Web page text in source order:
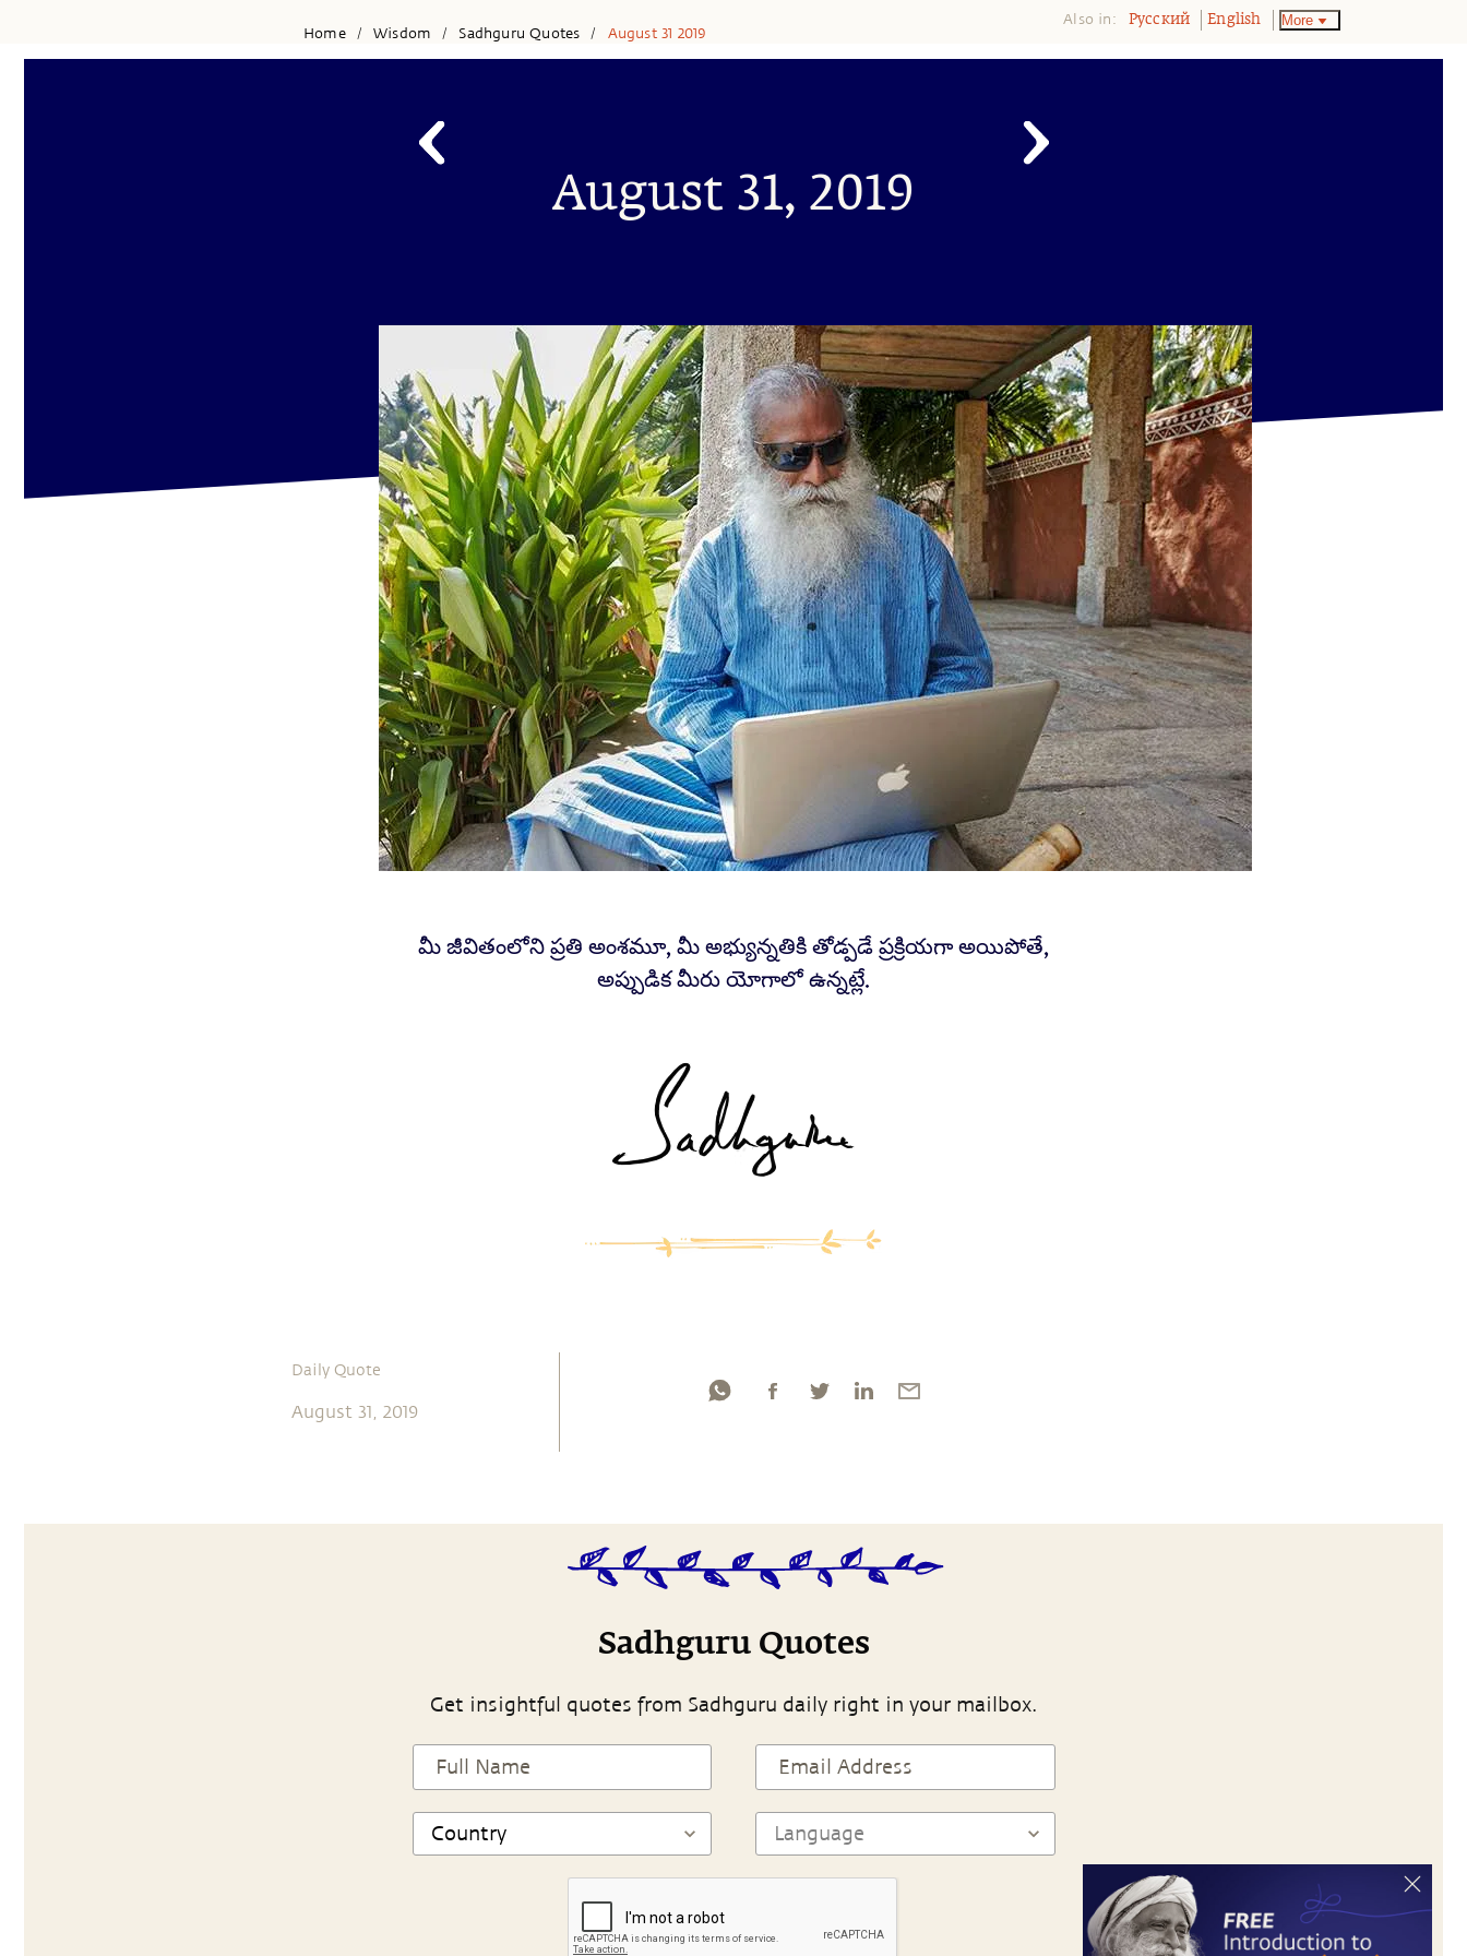
Home / Wisdom / Sadhguru Quotes / August 31 2019
Also in: Pусский English More
August 31, 2019
మీ జీవితంలోని ప్రతి అంశమూ, మీ అభ్యున్నతికి తోడ్పడే ప్రక్రియగా అయిపోతే,
అప్పుడిక మీరు యోగాలో ఉన్నట్లే.
Daily Quote
August 31, 2019
Sadhguru Quotes
Get insightful quotes from Sadhguru daily right in your mailbox.